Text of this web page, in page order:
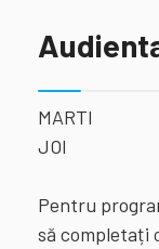
MARTI
JOI
Pentru
să completați